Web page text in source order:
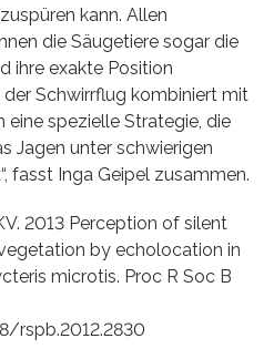
kann. Allen
die Säugetiere sogar die
ihre exakte Position
Schwirrflug kombiniert mit
spezielle Strategie, die
Jagen unter schwierigen
fasst Inga Geipel zusammen.
2013 Perception of silent
by echolocation in
microtis. Proc R Soc B
rspb.2012.2830